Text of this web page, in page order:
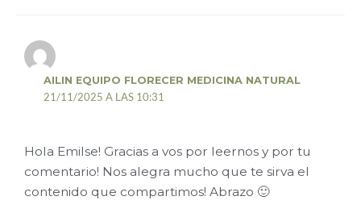
AILIN EQUIPO FLORECER MEDICINA NATURAL
21/11/2025 A LAS 10:31
Hola Emilse! Gracias a vos por leernos y por tu
comentario! Nos alegra mucho que te sirva el
contenido que compartimos! Abrazo 🙂